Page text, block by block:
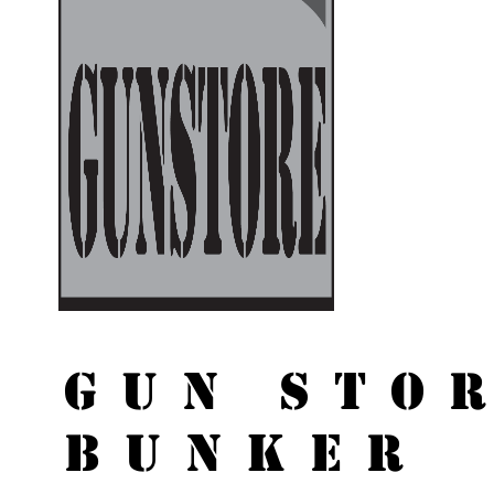
GUN
BUNKER